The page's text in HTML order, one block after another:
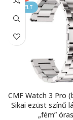
KIEMELT
CMF Watch 3 Pro
Sikai ezüst színű
„fém”